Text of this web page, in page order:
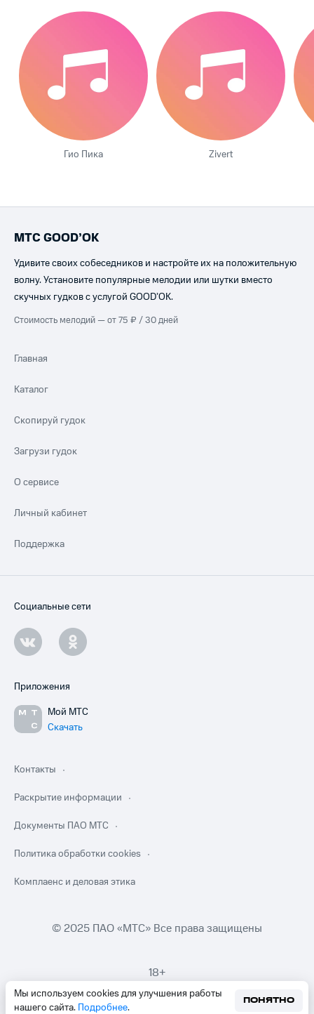
Гио Пика Zivert
Мы используем cookies для улучшения работы
нашего сайта. Подробнее.
ПОНЯТНО
МТС GOOD’OK
Удивите своих собеседников и настройте их на положительную
волну. Установите популярные мелодии или шутки вместо
скучных гудков с услугой GOOD’OK.
Стоимость мелодий — от 75 ₽ / 30 дней
Главная
Каталог
Скопируй гудок
Загрузи гудок
О сервисе
Личный кабинет
Поддержка
Социальные сети
Приложения
Мой МТС
Скачать
Контакты
Раскрытие информации
Документы ПАО МТС
Политика обработки cookies
Комплаенс и деловая этика
© 2025 ПАО «МТС» Все права защищены
18+